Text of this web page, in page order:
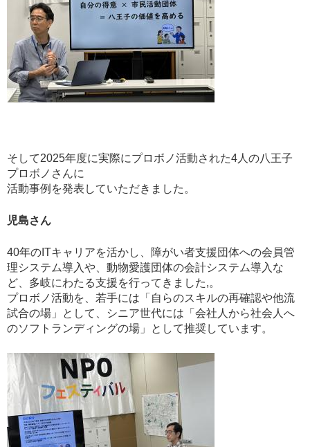
そして2025年度に実際にプロボノ活動された4人の八王子
プロボノさんに
活動事例を発表していただきました。
児島さん
40年のITキャリアを活かし、障がい者支援団体への会員管
理システム導入や、動物愛護団体の会計システム導入な
ど、多岐にわたる支援を行ってきました,。
プロボノ活動を、若手には「自らのスキルの再確認や他流
試合の場」として、シニア世代には「会社人から社会人へ
のソフトランディングの場」として推奨しています。